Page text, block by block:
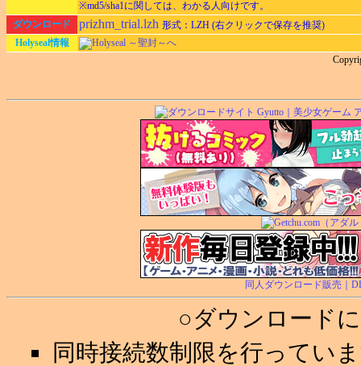
※md5/sha1に関しては、わかる人向けです。
ダウンロード
prizhm_trial.lzh 形式：LZH (右クリックで保存を推奨)
Holyseal情報
Holyseal ～聖封～へ
同人ダウンロード販売｜
○ダウンロード
同時接続数制限を行ってい